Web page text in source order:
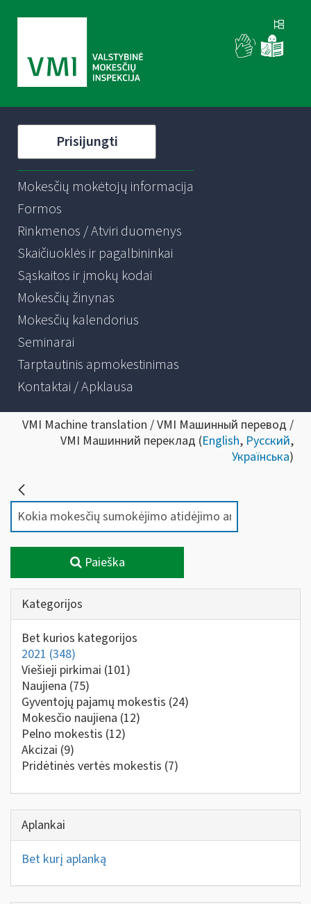
Prisijungti
Mokesčių mokėtojų informacija
Formos
Rinkmenos / Atviri duomenys
Skaičiuoklės ir pagalbininkai
Sąskaitos ir įmokų kodai
Mokesčių žinynas
Mokesčių kalendorius
Seminarai
Tarptautinis apmokestinimas
Kontaktai / Apklausa
VMI Machine translation / VMI Машинный перевод /
VMI Машинний переклад (English, Русский,
Українська)
Paieška
Kategorijos
Bet kurios kategorijos
2021 (348)
Viešieji pirkimai (101)
Naujiena (75)
Gyventojų pajamų mokestis (24)
Mokesčio naujiena (12)
Pelno mokestis (12)
Akcizai (9)
Pridėtinės vertės mokestis (7)
Aplankai
Bet kurį aplanką